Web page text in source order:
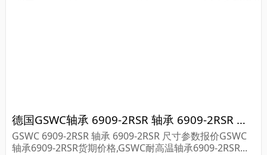
德国GSWC轴承 6909-2RSR 轴承 6909-2RSR 尺寸参数报价
GSWC 6909-2RSR 轴承 6909-2RSR 尺寸参数报价GSWC
轴承6909-2RSR货期价格,GSWC耐高温轴承6909-2RSR...